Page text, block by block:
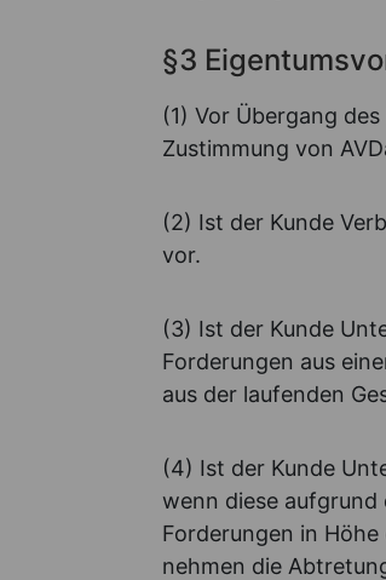
§3
(1) Vor Übergang
Zustimmung von
(2) Ist der Kunde
vor.
(3) Ist der Kunde
Forderungen aus
aus der laufenden
(4) Ist der Kunde
wenn diese
Forderungen in
nehmen die